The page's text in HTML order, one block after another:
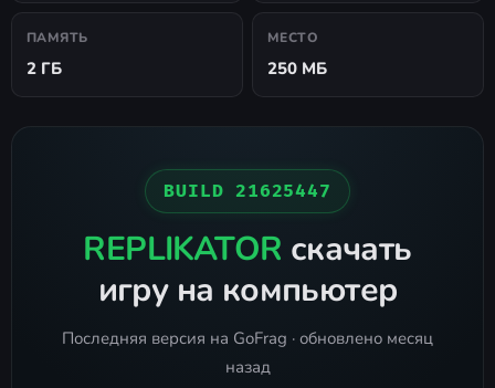
ПАМЯТЬ
2 ГБ
МЕСТО
250 МБ
BUILD 21625447
REPLIKATOR скачать
игру на компьютер
Последняя версия на GoFrag · обновлено месяц
назад